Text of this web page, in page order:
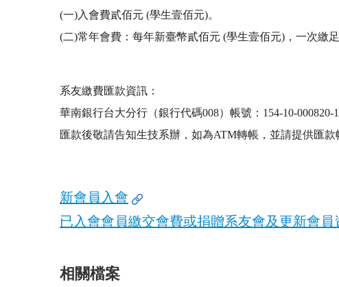
(一)入會費貳佰元 (學生壹佰元)。
(二)常年會費：每年新臺幣貳佰元 (學生壹佰元)，一次繳
系友繳費匯款資訊：
華南銀行台大分行（銀行代碼008）帳號：154-10-
匯款後敬請告知生技系辦，如為ATM轉帳，並請提供匯
新會員入會
已入會會員繳交會費或捐贈系友會及更新會員
相關檔案